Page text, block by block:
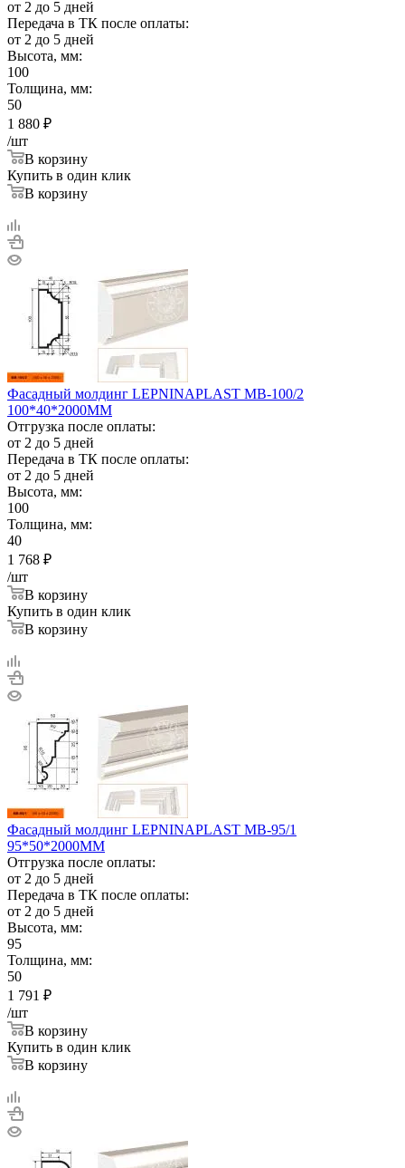
от 2 до 5 дней
Передача в ТК после оплаты:
от 2 до 5 дней
Высота, мм:
100
Толщина, мм:
50
1 880 ₽
/шт
В корзину
Купить в один клик
В корзину
Фасадный молдинг LEPNINAPLAST МВ-100/2
100*40*2000ММ
Отгрузка после оплаты:
от 2 до 5 дней
Передача в ТК после оплаты:
от 2 до 5 дней
Высота, мм:
100
Толщина, мм:
40
1 768 ₽
/шт
В корзину
Купить в один клик
В корзину
Фасадный молдинг LEPNINAPLAST МВ-95/1
95*50*2000ММ
Отгрузка после оплаты:
от 2 до 5 дней
Передача в ТК после оплаты:
от 2 до 5 дней
Высота, мм:
95
Толщина, мм:
50
1 791 ₽
/шт
В корзину
Купить в один клик
В корзину